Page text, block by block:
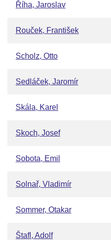
Říha, Jaroslav
Rouček, František
Scholz, Otto
Sedláček, Jaromír
Skála, Karel
Skoch, Josef
Sobota, Emil
Solnař, Vladimír
Sommer, Otakar
Štafl, Adolf